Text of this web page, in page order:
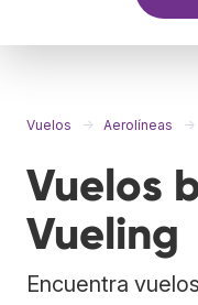
Vuelos Aerolíneas
Vuelos
Vueling
Encuentra